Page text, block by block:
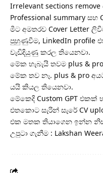
Irrelevant sections
Professional summary
මීට අමතරව Cover Letter
පුහුණුවීම, LinkedIn profile
වැඩිදියුණු කරල තියෙනවා.
මේක හැබැයි තවම plus &
මේක තව නෑ. plus & pro
යයි කියල තියෙනවා.
මේකෙදි Custom GPT
එතකොට සැරින් සැරේ CV
එක මතක තියාගෙන ඉන්න
උපුටා ගැනීම : Lakshan